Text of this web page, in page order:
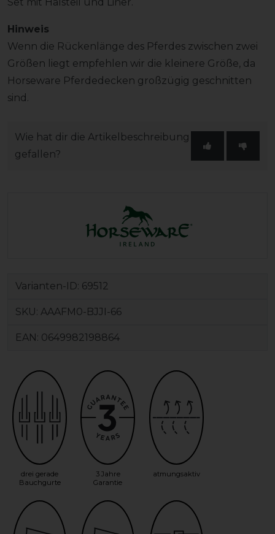
Hinweis
Wenn die Rückenlänge des Pferdes zwischen zwei
Größen liegt empfehlen wir die kleinere Größe, da
Horseware Pferdedecken großzügig geschnitten
sind.
Wie hat dir die Artikelbeschreibung
gefallen?
Varianten-ID: 69512
SKU: AAAFM0-BJJI-66
EAN: 0649982198864
drei gerade
Bauchgurte
3 Jahre
Garantie
atmungsaktiv